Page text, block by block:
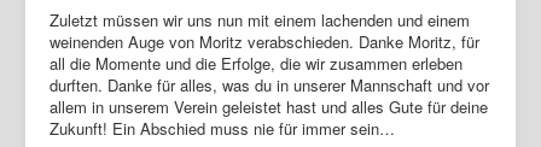
Zuletzt müssen wir uns nun mit einem lachenden und einem
weinenden Auge von Moritz verabschieden. Danke Moritz, für
all die Momente und die Erfolge, die wir zusammen erleben
durften. Danke für alles, was du in unserer Mannschaft und vor
allem in unserem Verein geleistet hast und alles Gute für deine
Zukunft! Ein Abschied muss nie für immer sein…